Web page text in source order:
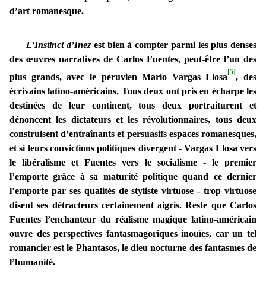
d’art romanesque.
L’Instinct d’Inez est bien à compter parmi les plus denses
des œuvres narratives de Carlos Fuentes, peut-être l’un des
plus grands, avec le péruvien Mario Vargas Llosa[5], des
écrivains latino-américains. Tous deux ont pris en écharpe les
destinées de leur continent, tous deux portraiturent et
dénoncent les dictateurs et les révolutionnaires, tous deux
construisent d’entraînants et persuasifs espaces romanesques,
et si leurs convictions politiques divergent - Vargas Llosa vers
le libéralisme et Fuentes vers le socialisme - le premier
l’emporte grâce à sa maturité politique quand ce dernier
l’emporte par ses qualités de styliste virtuose - trop virtuose
disent ses détracteurs certainement aigris. Reste que Carlos
Fuentes l’enchanteur du réalisme magique latino-américain
ouvre des perspectives fantasmagoriques inouïes, car un tel
romancier est le Phantasos, le dieu nocturne des fantasmes de
l’humanité.